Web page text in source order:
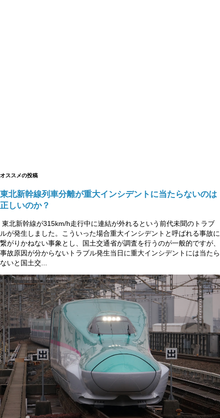
オススメの投稿
東北新幹線列車分離が重大インシデントに当たらないのは
正しいのか？
東北新幹線が315km/h走行中に連結が外れるという前代未聞のトラブ
ルが発生しました。こういった場合重大インシデントと呼ばれる事故に
繋がりかねない事象とし、国土交通省が調査を行うのが一般的ですが、
事故原因が分からないトラブル発生当日に重大インシデントには当たら
ないと国土交...